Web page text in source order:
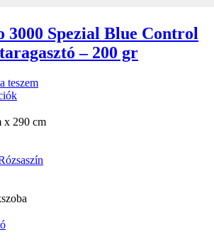
3000 Spezial Blue Control
– 200 gr
teszem
x 290 cm